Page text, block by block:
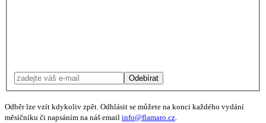
Odebírat
Odběr lze vzít kdykoliv zpět. Odhlásit se můžete na konci každého vydání
měsíčníku či napsáním na náš email info@flamaro.cz.